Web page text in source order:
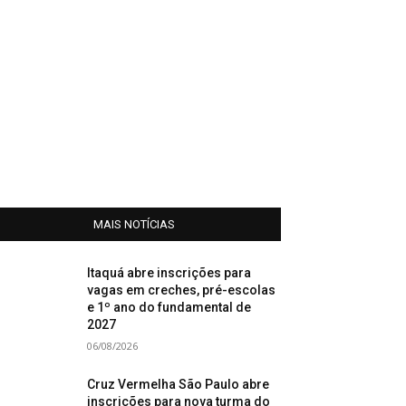
MAIS NOTÍCIAS
Itaquá abre inscrições para
vagas em creches, pré-escolas
e 1º ano do fundamental de
2027
06/08/2026
Cruz Vermelha São Paulo abre
inscrições para nova turma do